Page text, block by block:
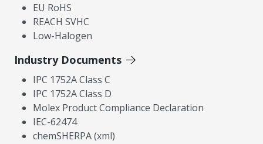
EU RoHS
REACH SVHC
Low-Halogen
Industry Documents
IPC 1752A Class C
IPC 1752A Class D
Molex Product Compliance Declaration
IEC-62474
chemSHERPA (xml)